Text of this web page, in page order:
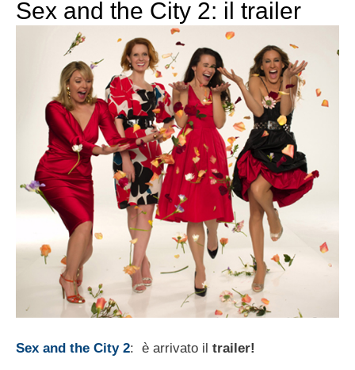
Sex and the City 2: il trailer
Sex and the City 2: è arrivato il trailer!